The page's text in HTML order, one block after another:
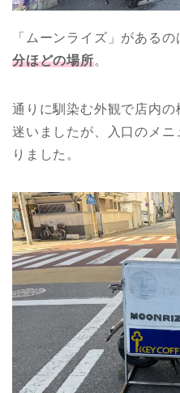
「ムーンライズ」があるの
分ほどの場所。
通りに馴染む外観で店内
迷いましたが、入口のメニ
りました。